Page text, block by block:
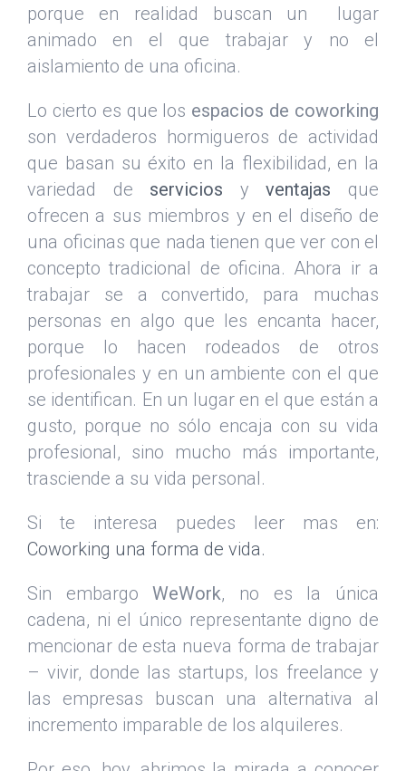
porque en realidad buscan un lugar
animado en el que trabajar y no el
aislamiento de una oficina.
Lo cierto es que los espacios de coworking
son verdaderos hormigueros de actividad
que basan su éxito en la flexibilidad, en la
variedad de servicios yventajas que
ofrecen a sus miembros y en el diseño de
una oficinas que nada tienen que ver con el
concepto tradicional de oficina. Ahora ir a
trabajar se a convertido, para muchas
personas en algo que les encanta hacer,
porque lo hacen rodeados de otros
profesionales y en un ambiente con el que
se identifican. En un lugar en el que están a
gusto, porque no sólo encaja con su vida
profesional, sino mucho más importante,
trasciende a su vida personal.
Si te interesa puedes leer mas en:
Coworking una forma de vida.
Sin embargoWeWork, no es la única
cadena, ni el único representante digno de
mencionar de esta nueva forma de trabajar
– vivir, donde las startups, los freelance y
las empresas buscan una alternativa al
incremento imparable de los alquileres.